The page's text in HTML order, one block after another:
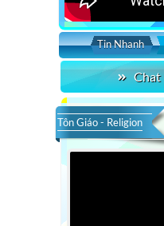
Tin Nhanh
Chat
Tôn Giáo - Religion